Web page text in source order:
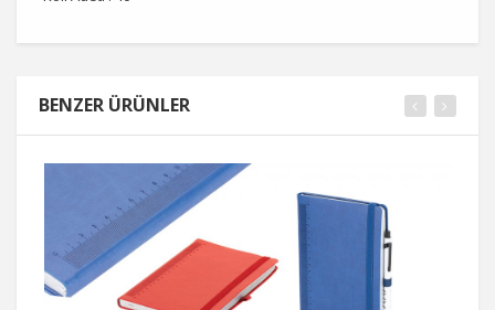
BENZER ÜRÜNLER